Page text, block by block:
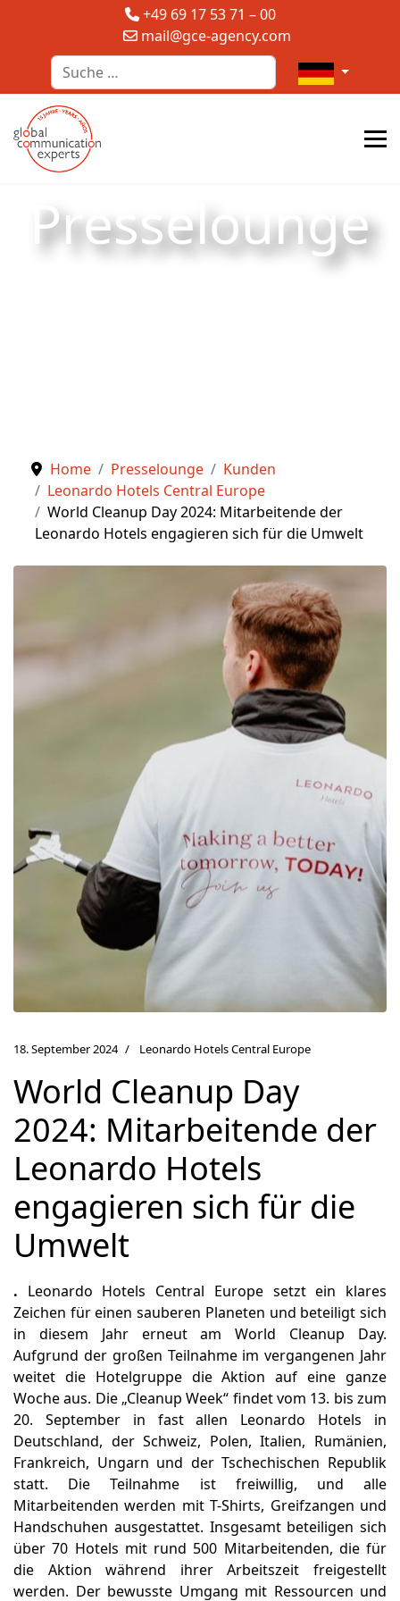
+49 69 17 53 71 – 00
mail@gce-agency.com
Suchen
Sprache
Presselounge
Home Presselounge
Kunden
Leonardo Hotels Central Europe
World Cleanup Day 2024: Mitarbeitende der
Leonardo Hotels engagieren sich für die Umwelt
18. September 2024 Leonardo Hotels Central Europe
World Cleanup Day
2024: Mitarbeitende der
Leonardo Hotels
engagieren sich für die
Umwelt
. Leonardo Hotels Central Europe setzt ein klares
Zeichen für einen sauberen Planeten und beteiligt sich
in diesem Jahr erneut am World Cleanup Day.
Aufgrund der großen Teilnahme im vergangenen Jahr
weitet die Hotelgruppe die Aktion auf eine ganze
Woche aus. Die „Cleanup Week“ findet vom 13. bis zum
20. September in fast allen Leonardo Hotels in
Deutschland, der Schweiz, Polen, Italien, Rumänien,
Frankreich, Ungarn und der Tschechischen Republik
statt. Die Teilnahme ist freiwillig, und alle
Mitarbeitenden werden mit T-Shirts, Greifzangen und
Handschuhen ausgestattet. Insgesamt beteiligen sich
über 70 Hotels mit rund 500 Mitarbeitenden, die für
die Aktion während ihrer Arbeitszeit freigestellt
werden. Der bewusste Umgang mit Ressourcen und